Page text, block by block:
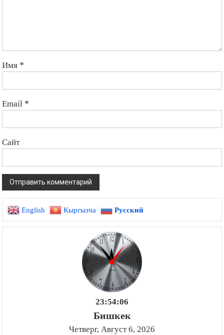
Имя *
Email *
Сайт
English Кыргызча Русский
23:54:07
Бишкек
Четверг, Август 6, 2026